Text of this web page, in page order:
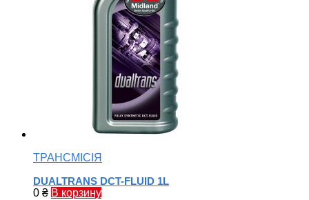
ТРАНСМІСІЯ
DUALTRANS DCT-FLUID 1L
0 ₴ В корзину